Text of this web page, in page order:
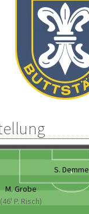
S. Demme
M. Grobe
(46' P. Risch)